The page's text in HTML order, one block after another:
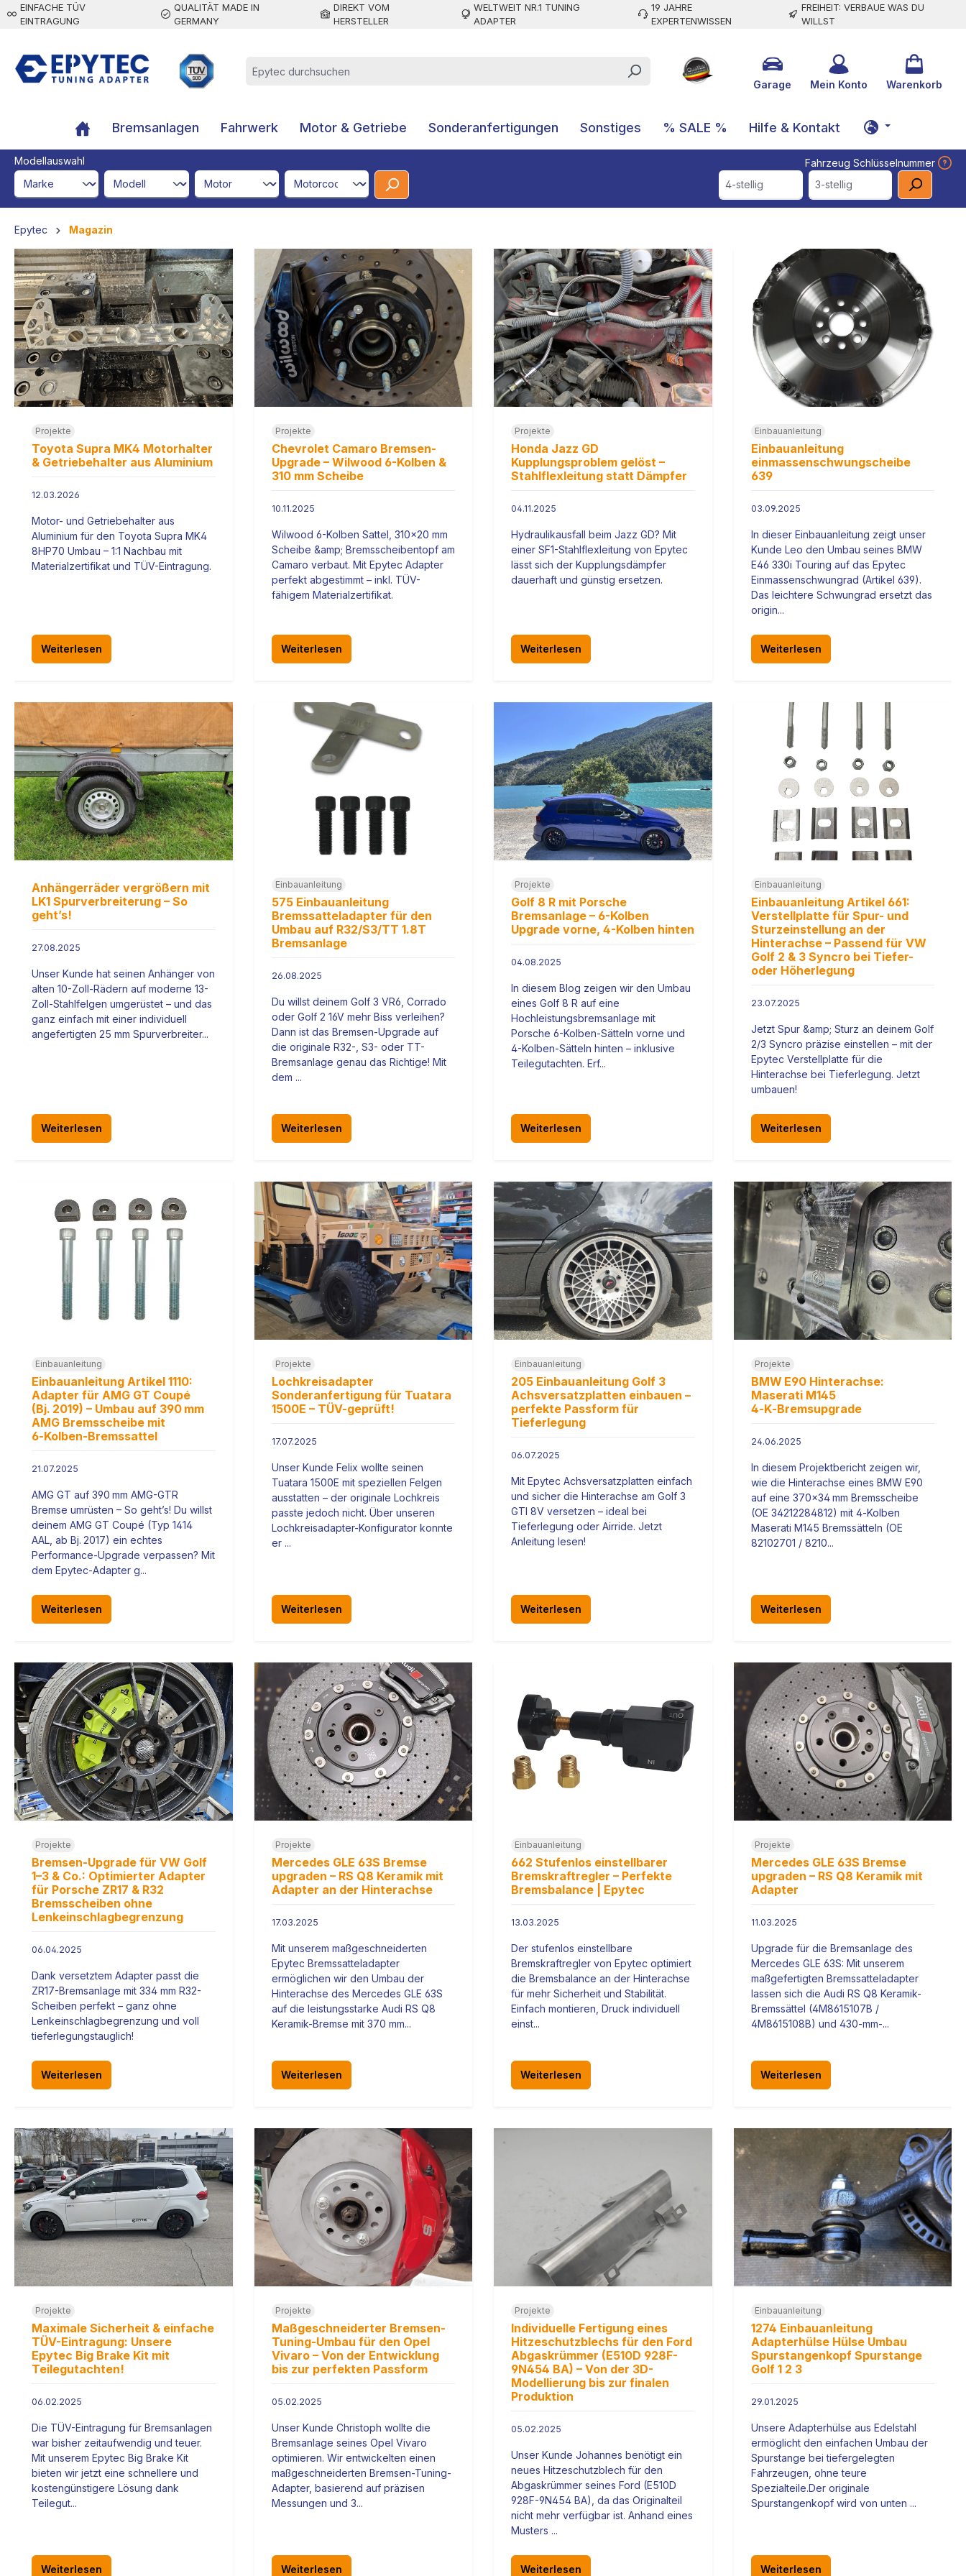
springen
EINFACHE TÜV
EINTRAGUNG
QUALITÄT MADE IN
GERMANY
DIREKT VOM
HERSTELLER
WELTWEIT NR.1 TUNING
ADAPTER
19 JAHRE
EXPERTENWISSEN
FREIHEIT: VERBAUE WAS DU
WILLST
Garage Mein Konto Warenkorb
Bremsanlagen Fahrwerk Motor & Getriebe Sonderanfertigungen Sonstiges % SALE % Hilfe & Kontakt
Modellauswahl
Fahrzeug Schlüsselnummer
brandId
modelId engineId engineCodeId 4-stellig 3-stellig
Epytec Magazin
Projekte
Toyota Supra MK4 Motorhalter
& Getriebehalter aus Aluminium
12.03.2026
Motor- und Getriebehalter aus
Aluminium für den Toyota Supra MK4
8HP70 Umbau – 1:1 Nachbau mit
Materialzertifikat und TÜV-Eintragung.
Weiterlesen
Projekte
Chevrolet Camaro Bremsen-
Upgrade – Wilwood 6-Kolben &
310 mm Scheibe
10.11.2025
Wilwood 6-Kolben Sattel, 310x20 mm
Scheibe &amp; Bremsscheibentopf am
Camaro verbaut. Mit Epytec Adapter
perfekt abgestimmt – inkl. TÜV-
fähigem Materialzertifikat.
Weiterlesen
Projekte
Honda Jazz GD
Kupplungsproblem gelöst –
Stahlflexleitung statt Dämpfer
04.11.2025
Hydraulikausfall beim Jazz GD? Mit
einer SF1-Stahlflexleitung von Epytec
lässt sich der Kupplungsdämpfer
dauerhaft und günstig ersetzen.
Weiterlesen
Einbauanleitung
Einbauanleitung
einmassenschwungscheibe
639
03.09.2025
In dieser Einbauanleitung zeigt unser
Kunde Leo den Umbau seines BMW
E46 330i Touring auf das Epytec
Einmassenschwungrad (Artikel 639).
Das leichtere Schwungrad ersetzt das
origin...
Weiterlesen
Anhängerräder vergrößern mit
LK1 Spurverbreiterung – So
geht’s!
27.08.2025
Unser Kunde hat seinen Anhänger von
alten 10-Zoll-Rädern auf moderne 13-
Zoll-Stahlfelgen umgerüstet – und das
ganz einfach mit einer individuell
angefertigten 25 mm Spurverbreiter...
Weiterlesen
Einbauanleitung
575 Einbauanleitung
Bremssatteladapter für den
Umbau auf R32/S3/TT 1.8T
Bremsanlage
26.08.2025
Du willst deinem Golf 3 VR6, Corrado
oder Golf 2 16V mehr Biss verleihen?
Dann ist das Bremsen-Upgrade auf
die originale R32-, S3- oder TT-
Bremsanlage genau das Richtige! Mit
dem ...
Weiterlesen
Projekte
Golf 8 R mit Porsche
Bremsanlage – 6-Kolben
Upgrade vorne, 4-Kolben hinten
04.08.2025
In diesem Blog zeigen wir den Umbau
eines Golf 8 R auf eine
Hochleistungsbremsanlage mit
Porsche 6-Kolben-Sätteln vorne und
4-Kolben-Sätteln hinten – inklusive
Teilegutachten. Erf...
Weiterlesen
Einbauanleitung
Einbauanleitung Artikel 661:
Verstellplatte für Spur- und
Sturzeinstellung an der
Hinterachse – Passend für VW
Golf 2 & 3 Syncro bei Tiefer-
oder Höherlegung
23.07.2025
Jetzt Spur &amp; Sturz an deinem Golf
2/3 Syncro präzise einstellen – mit der
Epytec Verstellplatte für die
Hinterachse bei Tieferlegung. Jetzt
umbauen!
Weiterlesen
Einbauanleitung
Einbauanleitung Artikel 1110:
Adapter für AMG GT Coupé
(Bj. 2019) – Umbau auf 390 mm
AMG Bremsscheibe mit
6‑Kolben-Bremssattel
21.07.2025
AMG GT auf 390 mm AMG-GTR
Bremse umrüsten – So geht’s! Du willst
deinem AMG GT Coupé (Typ 1414
AAL, ab Bj. 2017) ein echtes
Performance-Upgrade verpassen? Mit
dem Epytec-Adapter g...
Weiterlesen
Projekte
Lochkreisadapter
Sonderanfertigung für Tuatara
1500E – TÜV-geprüft!
17.07.2025
Unser Kunde Felix wollte seinen
Tuatara 1500E mit speziellen Felgen
ausstatten – der originale Lochkreis
passte jedoch nicht. Über unseren
Lochkreisadapter-Konfigurator konnte
er ...
Weiterlesen
Einbauanleitung
205 Einbauanleitung Golf 3
Achsversatzplatten einbauen –
perfekte Passform für
Tieferlegung
06.07.2025
Mit Epytec Achsversatzplatten einfach
und sicher die Hinterachse am Golf 3
GTI 8V versetzen – ideal bei
Tieferlegung oder Airride. Jetzt
Anleitung lesen!
Weiterlesen
Projekte
BMW E90 Hinterachse:
Maserati M145
4‑K‑Bremsupgrade
24.06.2025
In diesem Projektbericht zeigen wir,
wie die Hinterachse eines BMW E90
auf eine 370x34 mm Bremsscheibe
(OE 34212284812) mit 4‑Kolben
Maserati M145 Bremssätteln (OE
82102701 / 8210...
Weiterlesen
Projekte
Bremsen-Upgrade für VW Golf
1–3 & Co.: Optimierter Adapter
für Porsche ZR17 & R32
Bremsscheiben ohne
Lenkeinschlagbegrenzung
06.04.2025
Dank versetztem Adapter passt die
ZR17-Bremsanlage mit 334 mm R32-
Scheiben perfekt – ganz ohne
Lenkeinschlagbegrenzung und voll
tieferlegungstauglich!
Weiterlesen
Projekte
Mercedes GLE 63S Bremse
upgraden – RS Q8 Keramik mit
Adapter an der Hinterachse
17.03.2025
Mit unserem maßgeschneiderten
Epytec Bremssatteladapter
ermöglichen wir den Umbau der
Hinterachse des Mercedes GLE 63S
auf die leistungsstarke Audi RS Q8
Keramik-Bremse mit 370 mm...
Weiterlesen
Einbauanleitung
662 Stufenlos einstellbarer
Bremskraftregler – Perfekte
Bremsbalance | Epytec
13.03.2025
Der stufenlos einstellbare
Bremskraftregler von Epytec optimiert
die Bremsbalance an der Hinterachse
für mehr Sicherheit und Stabilität.
Einfach montieren, Druck individuell
einst...
Weiterlesen
Projekte
Mercedes GLE 63S Bremse
upgraden – RS Q8 Keramik mit
Adapter
11.03.2025
Upgrade für die Bremsanlage des
Mercedes GLE 63S: Mit unserem
maßgefertigten Bremssatteladapter
lassen sich die Audi RS Q8 Keramik-
Bremssättel (4M8615107B /
4M8615108B) und 430-mm-...
Weiterlesen
Projekte
Maximale Sicherheit & einfache
TÜV-Eintragung: Unsere
Epytec Big Brake Kit mit
Teilegutachten!
06.02.2025
Die TÜV-Eintragung für Bremsanlagen
war bisher zeitaufwendig und teuer.
Mit unserem Epytec Big Brake Kit
bieten wir jetzt eine schnellere und
kostengünstigere Lösung dank
Teilegut...
Weiterlesen
Projekte
Maßgeschneiderter Bremsen-
Tuning-Umbau für den Opel
Vivaro – Von der Entwicklung
bis zur perfekten Passform
05.02.2025
Unser Kunde Christoph wollte die
Bremsanlage seines Opel Vivaro
optimieren. Wir entwickelten einen
maßgeschneiderten Bremsen-Tuning-
Adapter, basierend auf präzisen
Messungen und 3...
Weiterlesen
Projekte
Individuelle Fertigung eines
Hitzeschutzblechs für den Ford
Abgaskrümmer (E510D 928F-
9N454 BA) – Von der 3D-
Modellierung bis zur finalen
Produktion
05.02.2025
Unser Kunde Johannes benötigt ein
neues Hitzeschutzblech für den
Abgaskrümmer seines Ford (E510D
928F-9N454 BA), da das Originalteil
nicht mehr verfügbar ist. Anhand eines
Musters ...
Weiterlesen
Einbauanleitung
1274 Einbauanleitung
Adapterhülse Hülse Umbau
Spurstangenkopf Spurstange
Golf 1 2 3
29.01.2025
Unsere Adapterhülse aus Edelstahl
ermöglicht den einfachen Umbau der
Spurstange bei tiefergelegten
Fahrzeugen, ohne teure
Spezialteile.Der originale
Spurstangenkopf wird von unten ...
Weiterlesen